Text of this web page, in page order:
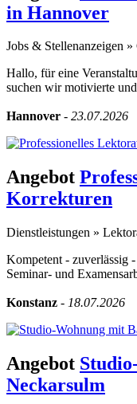
in Hannover
Jobs & Stellenanzeigen »
Hallo, für eine
suchen wir motivierte
Hannover - 23.07.2026
Angebot
Korrekturen
Dienstleistungen »
Kompetent - zuverlässig
Seminar- und
Konstanz - 18.07.2026
Angebot
Neckarsulm